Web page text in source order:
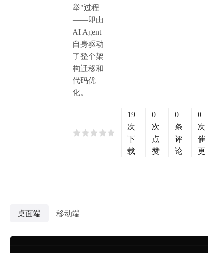
举"过程
——即由
AI Agent
自身驱动
了整个架
构迁移和
代码优
化。
19
次
下
载
0
次
点
赞
0
条
评
论
0
次
催
更
桌面端 移动端